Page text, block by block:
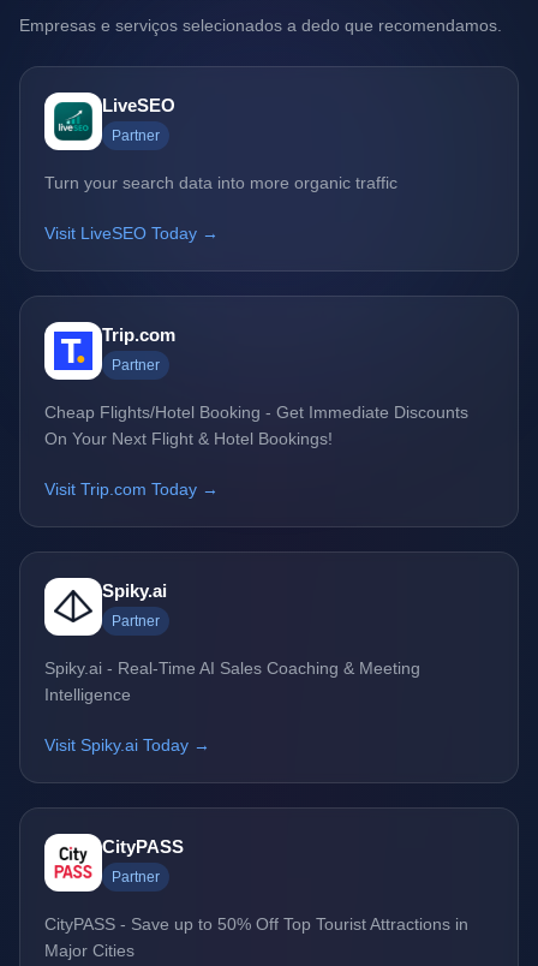
Empresas e serviços selecionados a dedo que recomendamos.
LiveSEO
Partner
Turn your search data into more organic traffic
Visit LiveSEO Today →
Trip.com
Partner
Cheap Flights/Hotel Booking - Get Immediate Discounts
On Your Next Flight & Hotel Bookings!
Visit Trip.com Today →
Spiky.ai
Partner
Spiky.ai - Real-Time AI Sales Coaching & Meeting
Intelligence
Visit Spiky.ai Today →
CityPASS
Partner
CityPASS - Save up to 50% Off Top Tourist Attractions in
Major Cities